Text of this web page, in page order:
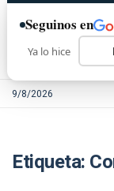
9/8/2026
Etiqueta:
Seguinos en
Ya lo hice